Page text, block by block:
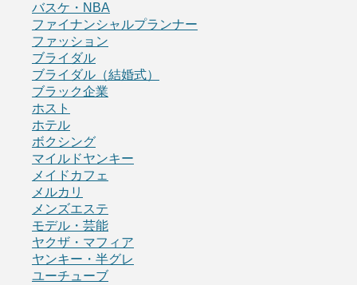
バスケ・NBA
ファイナンシャルプランナー
ファッション
ブライダル
ブライダル（結婚式）
ブラック企業
ホスト
ホテル
ボクシング
マイルドヤンキー
メイドカフェ
メルカリ
メンズエステ
モデル・芸能
ヤクザ・マフィア
ヤンキー・半グレ
ユーチューブ